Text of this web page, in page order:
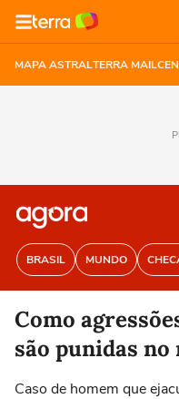
MAPA ASTRALTERRA MAIL
BRASIL MUNDO
Como
são punidas no
Caso de homem que